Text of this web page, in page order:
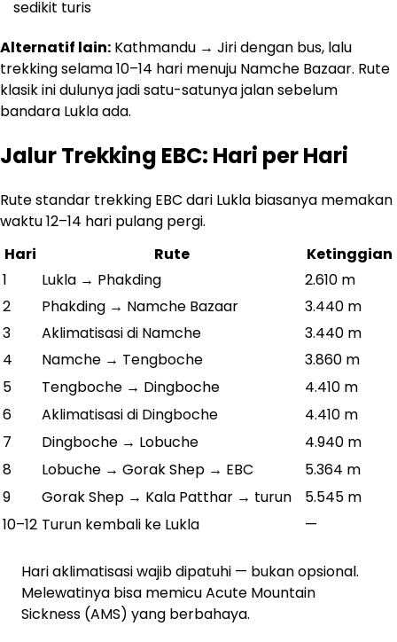
sedikit turis
Alternatif lain: Kathmandu → Jiri dengan bus, lalu
trekking selama 10–14 hari menuju Namche Bazaar. Rute
klasik ini dulunya jadi satu-satunya jalan sebelum
bandara Lukla ada.
Jalur Trekking EBC: Hari per Hari
Rute standar trekking EBC dari Lukla biasanya memakan
waktu 12–14 hari pulang pergi.
Hari
Rute
Ketinggian
1
Lukla → Phakding
2.610 m
2
Phakding → Namche Bazaar
3.440 m
3
Aklimatisasi di Namche
3.440 m
4
Namche → Tengboche
3.860 m
5
Tengboche → Dingboche
4.410 m
6
Aklimatisasi di Dingboche
4.410 m
7
Dingboche → Lobuche
4.940 m
8
Lobuche → Gorak Shep → EBC
5.364 m
9
Gorak Shep → Kala Patthar → turun
5.545 m
10–12 Turun kembali ke Lukla —
Hari aklimatisasi wajib dipatuhi — bukan opsional.
Melewatinya bisa memicu Acute Mountain
Sickness (AMS) yang berbahaya.